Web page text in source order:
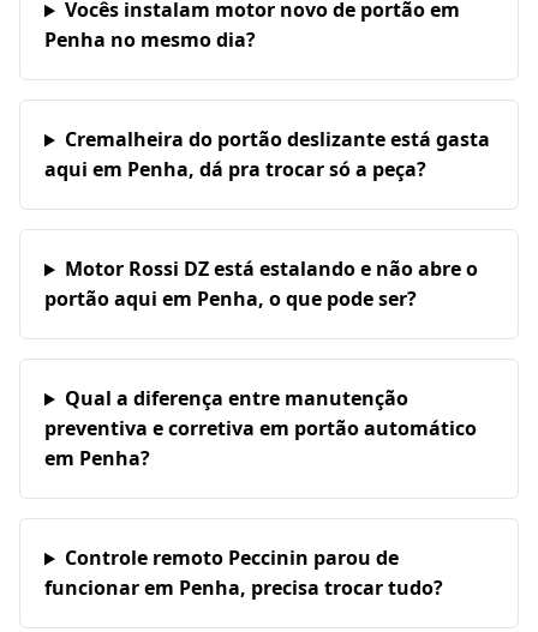
Vocês instalam motor novo de portão em
Penha no mesmo dia?
Cremalheira do portão deslizante está gasta
aqui em Penha, dá pra trocar só a peça?
Motor Rossi DZ está estalando e não abre o
portão aqui em Penha, o que pode ser?
Qual a diferença entre manutenção
preventiva e corretiva em portão automático
em Penha?
Controle remoto Peccinin parou de
funcionar em Penha, precisa trocar tudo?